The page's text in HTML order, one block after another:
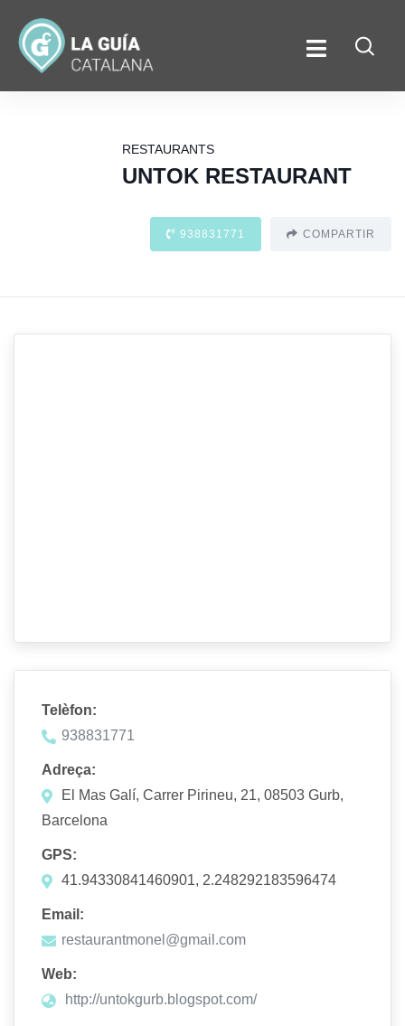
RESTAURANTS
UNTOK RESTAURANT
938831771 COMPARTIR
Telèfon:
938831771
Adreça:
El Mas Galí, Carrer Pirineu, 21, 08503 Gurb,
Barcelona
GPS:
41.94330841460901, 2.248292183596474
Email:
restaurantmonel@gmail.com
Web:
http://untokgurb.blogspot.com/